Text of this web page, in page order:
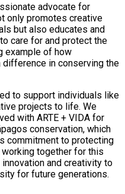
advocate for
only promotes creative
but also educates and
care for and protect the
example of how
difference in conserving the
to support individuals like
projects to life. We
with ARTE + VIDA for
conservation, which
commitment to protecting
together for this
and creativity to
for future generations.